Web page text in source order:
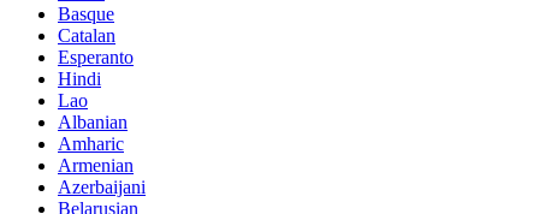
Basque
Catalan
Esperanto
Hindi
Lao
Albanian
Amharic
Armenian
Azerbaijani
Belarusian